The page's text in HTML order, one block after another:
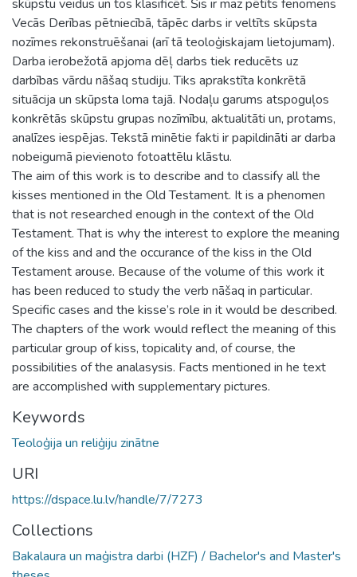
skūpstu veidus un tos klasificēt. Šis ir maz pētīts fenomens
Vecās Derības pētniecībā, tāpēc darbs ir veltīts skūpsta
nozīmes rekonstruēšanai (arī tā teoloģiskajam lietojumam).
Darba ierobežotā apjoma dēļ darbs tiek reducēts uz
darbības vārdu nāšaq studiju. Tiks aprakstīta konkrētā
situācija un skūpsta loma tajā. Nodaļu garums atspoguļos
konkrētās skūpstu grupas nozīmību, aktualitāti un, protams,
analīzes iespējas. Tekstā minētie fakti ir papildināti ar darba
nobeigumā pievienoto fotoattēlu klāstu.
The aim of this work is to describe and to classify all the
kisses mentioned in the Old Testament. It is a phenomen
that is not researched enough in the context of the Old
Testament. That is why the interest to explore the meaning
of the kiss and and the occurance of the kiss in the Old
Testament arouse. Because of the volume of this work it
has been reduced to study the verb nāšaq in particular.
Specific cases and the kisse’s role in it would be described.
The chapters of the work would reflect the meaning of this
particular group of kiss, topicality and, of course, the
possibilities of the analasysis. Facts mentioned in he text
are accomplished with supplementary pictures.
Keywords
Teoloģija un reliģiju zinātne
URI
https://dspace.lu.lv/handle/7/7273
Collections
Bakalaura un maģistra darbi (HZF) / Bachelor's and Master's